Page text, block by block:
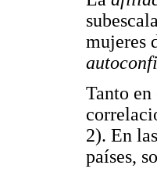
mujeres
Tanto
2). En
países,